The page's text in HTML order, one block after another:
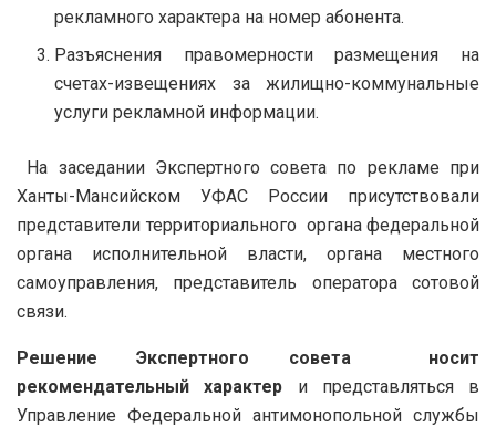
рекламного характера на номер абонента.
Разъяснения правомерности размещения на
счетах-извещениях за жилищно-коммунальные
услуги рекламной информации.
На заседании Экспертного совета по рекламе при
Ханты-Мансийском УФАС России присутствовали
представители территориального органа федеральной
органа исполнительной власти, органа местного
самоуправления, представитель оператора сотовой
связи.
Решение Экспертного совета носит
рекомендательный характер и представляться в
Управление Федеральной антимонопольной службы